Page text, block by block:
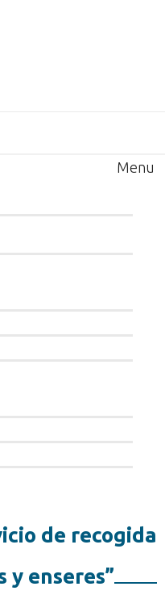
Menu
de recogida
y enseres”